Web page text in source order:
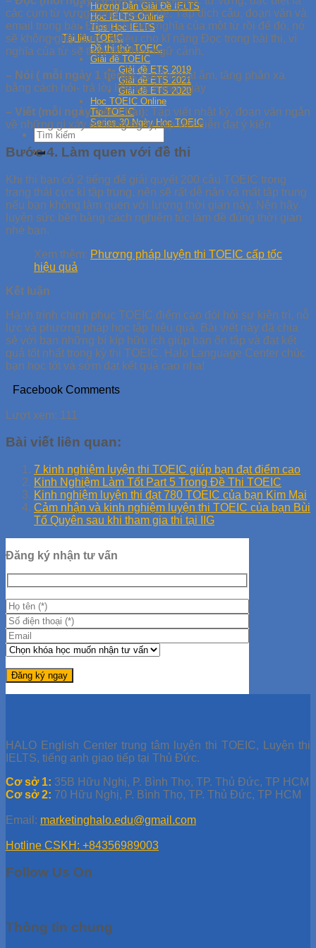
Hướng Dẫn Giải Đề IELTS
Học IELTS Online
Tips Học IELTS
Tài liệu TOEIC
Đề thi thử TOEIC
Giải đề TOEIC
Giải đề ETS 2019
Giải đề ETS 2021
Giải đề ETS 2020
Học TOEIC Online
Tip TOEIC
Series 30 Ngày Học TOEIC
các cụm từ vựng trong các bộ đề. Tập dịch câu, đoạn văn và
email trong bài. Đừng chỉ học nghĩa của một từ rồi để đó, nó
sẽ không giúp được nhiều cho kĩ năng Đọc trong bài thi, vì
nghĩa của từ sẽ thay đổi theo ngữ cảnh.
– Nói ( mỗi ngày 1 tiếng):Luyện phát âm, tăng phản xạ
bằng cách hỏi- trả lời liên tục hàng ngày
– Viết (mỗi ngày viết 1 bài): Tập viết nhật ký, đoạn văn ngắn
về những gì xảy ra hàng ngày, tập viết diễn đạt ý kiến
Bước 4. Làm quen với đề thi
Khi thi bạn có 2 tiếng để giải quyết 200 câu TOEIC trong
trạng thái cực kì tập trung, nên sẽ rất dễ nản và mất tập trung
nếu bạn không làm quen với lượng thời gian này. Nên hãy
luyện sức bền bằng cách nghiêm túc làm đề đúng thời gian
nhé bạn.
Xem thêm: Phương pháp luyện thi TOEIC cấp tốc
hiệu quả
Kết luận
Hành trình chinh phục TOEIC điểm cao đòi hỏi sự kiên trì, nỗ
lực và phương pháp học tập hiệu quả. Bài viết này đã chia
sẻ với bạn những bí kíp hữu ích giúp bạn ôn tập và đạt kết
quả tốt nhất trong kỳ thi TOEIC. Halo Language Center chúc
bạn học tốt và sớm đạt kết quả cao nha!
Facebook Comments
Lượt xem: 111
Bài viết liên quan:
7 kinh nghiệm luyện thi TOEIC giúp bạn đạt điểm cao
Kinh Nghiệm Làm Tốt Part 5 Trong Đề Thi TOEIC
Kinh nghiệm luyện thi đạt 780 TOEIC của bạn Kim Mai
Cảm nhận và kinh nghiệm luyện thi TOEIC của bạn Bùi
Tố Quyên sau khi tham gia thi tại IIG
Đăng ký nhận tư vấn
HALO English Center trung tâm luyện thi TOEIC, Luyện thi
IELTS, tiếng anh giao tiếp tại Thủ Đức.
Cơ sở 1: 35B Hữu Nghị, P. Bình Thọ, TP. Thủ Đức, TP HCM
Cơ sở 2: 70 Hữu Nghị, P. Bình Thọ, TP. Thủ Đức, TP HCM
Email: marketinghalo.edu@gmail.com
Hotline CSKH: +84356989003
Follow Us On
Thông tin chung